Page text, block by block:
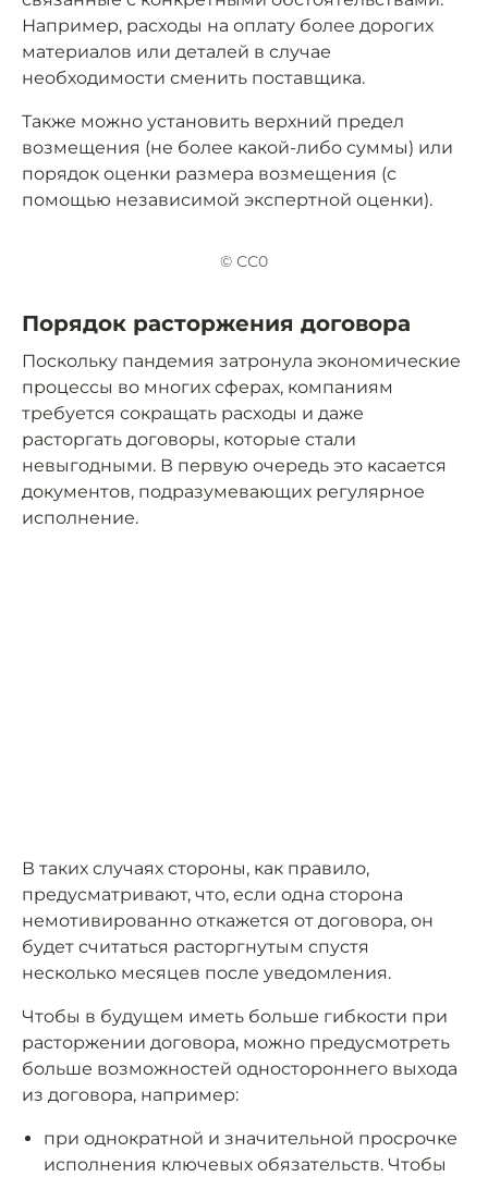
Например, расходы на оплату более дорогих
материалов или деталей в случае
необходимости сменить поставщика.
Также можно установить верхний предел
возмещения (не более какой-либо суммы) или
порядок оценки размера возмещения (с
помощью независимой экспертной оценки).
© СС0
Порядок расторжения договора
Поскольку пандемия затронула экономические
процессы во многих сферах, компаниям
требуется сокращать расходы и даже
расторгать договоры, которые стали
невыгодными. В первую очередь это касается
документов, подразумевающих регулярное
исполнение.
В таких случаях стороны, как правило,
предусматривают, что, если одна сторона
немотивированно откажется от договора, он
будет считаться расторгнутым спустя
несколько месяцев после уведомления.
Чтобы в будущем иметь больше гибкости при
расторжении договора, можно предусмотреть
больше возможностей одностороннего выхода
из договора, например:
при однократной и значительной просрочке
исполнения ключевых обязательств. Чтобы